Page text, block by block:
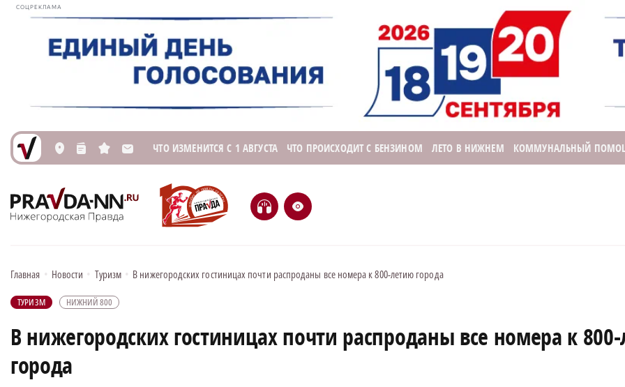
СОЦРЕКЛАМА
L n s M ЧТО ИЗМЕНИТСЯ С 1 АВГУСТА ЧТО ПРОИСХОДИТ С БЕНЗИНОМ ЛЕТО В НИЖНЕМ КОММУНАЛЬНЫЙ
H e
Главная • Новости • Туризм • В нижегородских гостиницах почти распроданы все номера к 800-летию города
ТУРИЗМ НИЖНИЙ 800
В нижегородских гостиницах почти распроданы все номера к
города